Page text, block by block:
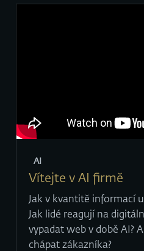
AI
Vítejte v AI firmě
Jak v kvantitě informací
Jak lidé reagují na
vypadat web v době AI?
chápat zákazníka?